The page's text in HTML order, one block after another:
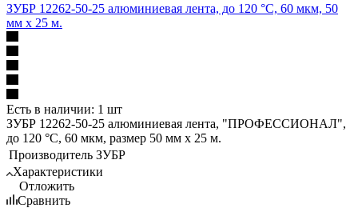
ЗУБР 12262-50-25 алюминиевая лента, до 120 °С, 60 мкм, 50
мм х 25 м.
Есть в наличии: 1 шт
ЗУБР 12262-50-25 алюминиевая лента, "ПРОФЕССИОНАЛ",
до 120 °С, 60 мкм, размер 50 мм х 25 м.
Производитель ЗУБР
Характеристики
Отложить
Сравнить